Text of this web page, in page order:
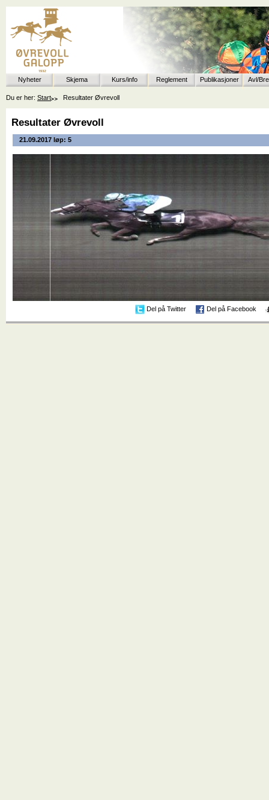
Nyheter Skjema Kurs/info Reglement Publikasjoner Avl/
Du er her: Start Resultater Øvrevoll
Resultater Øvrevoll
21.09.2017 løp: 5
Del på Twitter Del på Facebook